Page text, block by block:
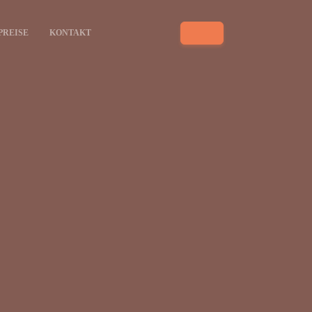
KONTAKT